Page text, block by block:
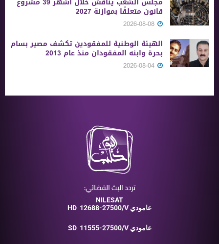
قانون متعلقًا بموازنة 2027
الهيئة الوطنية للمفقودين تكشف مصير بسام
بحرة وابنه المفقودان منذ عام 2013
تردد البث الفضائي:
NILESAT
HD
12688-27500/V عامودي
SD 11555-27500/V عامودي